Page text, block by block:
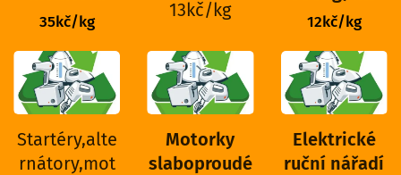
35kč/kg
13kč/kg
12kč/kg
Startéry,alte
rnátory,mot
Motorky
slaboproudé
Elektrické
ruční nářadí